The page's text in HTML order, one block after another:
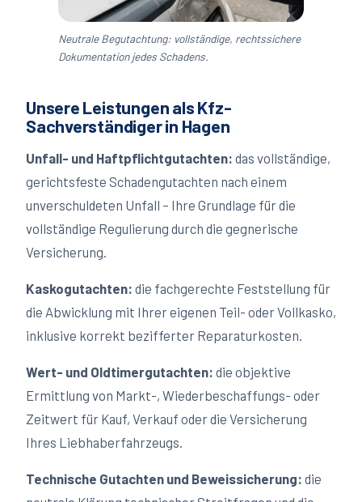
Neutrale Begutachtung: vollständige, rechtssichere
Dokumentation jedes Schadens.
Unsere Leistungen als Kfz-
Sachverständiger in Hagen
Unfall- und Haftpflichtgutachten: das vollständige,
gerichtsfeste Schadengutachten nach einem
unverschuldeten Unfall – Ihre Grundlage für die
vollständige Regulierung durch die gegnerische
Versicherung.
Kaskogutachten: die fachgerechte Feststellung für
die Abwicklung mit Ihrer eigenen Teil- oder Vollkasko,
inklusive korrekt bezifferter Reparaturkosten.
Wert- und Oldtimergutachten: die objektive
Ermittlung von Markt-, Wiederbeschaffungs- oder
Zeitwert für Kauf, Verkauf oder die Versicherung
Ihres Liebhaberfahrzeugs.
Technische Gutachten und Beweissicherung: die